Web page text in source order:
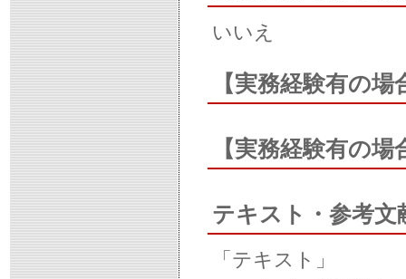
いいえ
【実務経験有の
【実務経験有の
テキスト・参考文
「テキスト」